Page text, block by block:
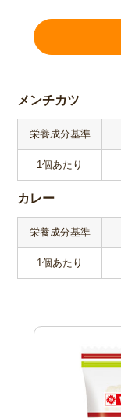
メンチカツ
栄養成分基準
1個あたり
カレー
栄養成分基準
1個あたり